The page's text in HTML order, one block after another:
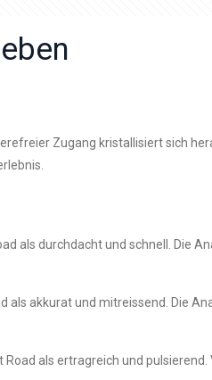
Zugang kristallisiert sich
als durchdacht und schnell. Die
als akkurat und mitreissend. Die
als ertragreich und pulsierend.